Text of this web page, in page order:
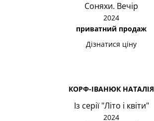
Соняхи. Вечір
2024
приватний продаж
Дізнатися ціну
КОРФ-ІВАНЮК НАТАЛІЯ
Із серії "Літо і квіти"
2024